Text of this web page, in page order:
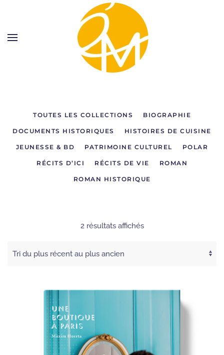
TOUTES LES COLLECTIONS BIOGRAPHIE
DOCUMENTS HISTORIQUES HISTOIRES DE CUISINE
JEUNESSE & BD PATRIMOINE CULTUREL POLAR
RÉCITS D’ICI RÉCITS DE VIE ROMAN
ROMAN HISTORIQUE
2 résultats affichésTrié
ancien